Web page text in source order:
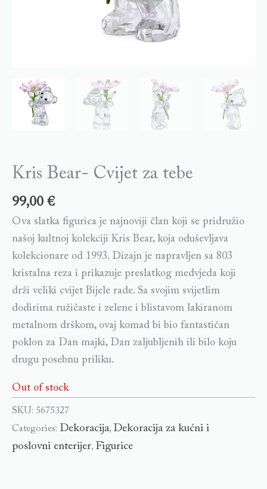
Kris Bear- Cvijet za tebe
99,00 €
Ova slatka figurica je najnoviji član koji se pridružio
našoj kultnoj kolekciji Kris Bear, koja oduševljava
kolekcionare od 1993. Dizajn je napravljen sa 803
kristalna reza i prikazuje preslatkog medvjeda koji
drži veliki cvijet Bijele rade. Sa svojim svijetlim
dodirima ružičaste i zelene i blistavom lakiranom
metalnom drškom, ovaj komad bi bio fantastičan
poklon za Dan majki, Dan zaljubljenih ili bilo koju
drugu posebnu priliku.
Out of stock
SKU: 5675327
Categories: Dekoracija, Dekoracija za kućni i
poslovni enterijer, Figurice